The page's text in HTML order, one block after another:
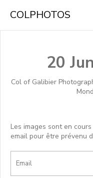
COLPHOTOS
20
Col of Galibier
Les images sont en
email pour être prévenu